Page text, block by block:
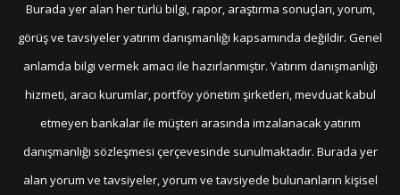
Burada yer alan her türlü bilgi, rapor, araştırma sonuçları, yorum,
görüş ve tavsiyeler yatırım danışmanlığı kapsamında değildir. Genel
anlamda bilgi vermek amacı ile hazırlanmıştır. Yatırım danışmanlığı
hizmeti, aracı kurumlar, portföy yönetim şirketleri, mevduat kabul
etmeyen bankalar ile müşteri arasında imzalanacak yatırım
danışmanlığı sözleşmesi çerçevesinde sunulmaktadır. Burada yer
alan yorum ve tavsiyeler, yorum ve tavsiyede bulunanların kişisel